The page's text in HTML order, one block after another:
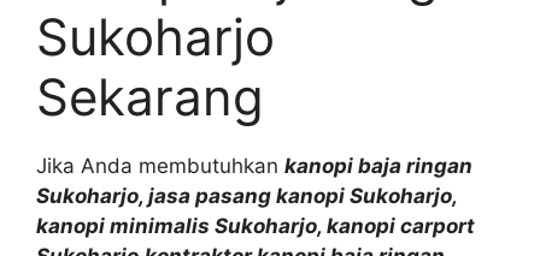
Sukoharjo
Sekarang
Jika Anda membutuhkan kanopi baja ringan
Sukoharjo, jasa pasang kanopi Sukoharjo,
kanopi minimalis Sukoharjo, kanopi carport